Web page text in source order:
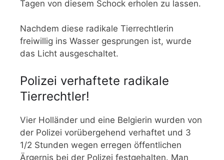
Tagen von diesem Schock erholen zu lassen.
Nachdem diese radikale Tierrechtlerin
freiwillig ins Wasser gesprungen ist, wurde
das Licht ausgeschaltet.
Polizei verhaftete radikale
Tierrechtler!
Vier Holländer und eine Belgierin wurden von
der Polizei vorübergehend verhaftet und 3
1/2 Stunden wegen erregen öffentlichen
Ärgernis bei der Polizei festgehalten. Man